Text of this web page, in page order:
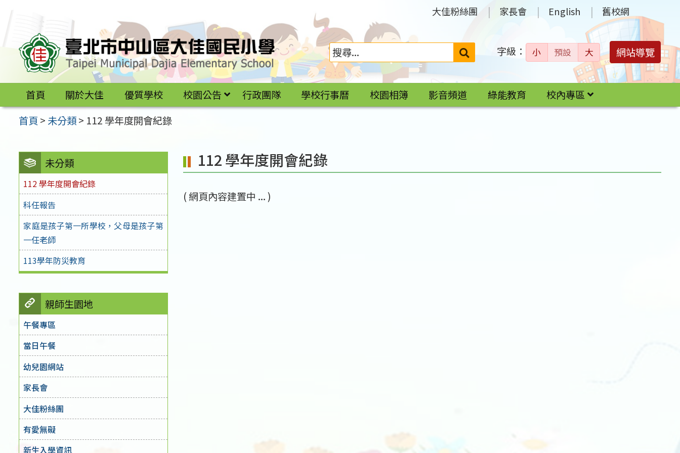
區
大佳粉絲團 家長會 English 舊校網
搜
字級： 小 預設 大 網站導覽
首頁 關於大佳 優質學校 校園公告 行政團隊 學校行事曆 校園相簿 影音頻道 綠能教育
校內專區
首頁 > 未分類> 112 學年度開會紀錄
未分類
112 學年度開會紀錄
科任報告
家庭是孩子第一所學校，父母是孩子第
一任老師
113學年防災教育
親師生園地
午餐專區
當日午餐
幼兒園網站
家長會
大佳粉絲團
有愛無礙
新生入學資訊
112 學年度開會紀錄
( 網頁內容建置中 ... )